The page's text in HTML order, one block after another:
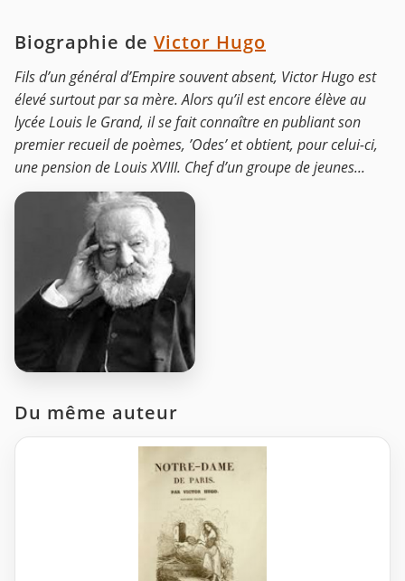
Biographie de Victor Hugo
Fils d’un général d’Empire souvent absent, Victor Hugo est
élevé surtout par sa mère. Alors qu’il est encore élève au
lycée Louis le Grand, il se fait connaître en publiant son
premier recueil de poèmes, ’Odes’ et obtient, pour celui-ci,
une pension de Louis XVIII. Chef d’un groupe de jeunes...
Du même auteur